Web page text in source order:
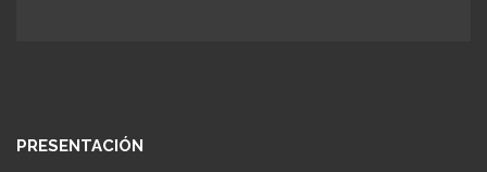
PRESENTACIÓN